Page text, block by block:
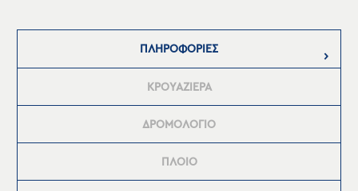
ΠΛΗΡΟΦΟΡΙΕΣ
ΚΡΟΥΑΖΙΕΡΑ
ΔΡΟΜΟΛΟΓΙΟ
ΠΛΟΙΟ